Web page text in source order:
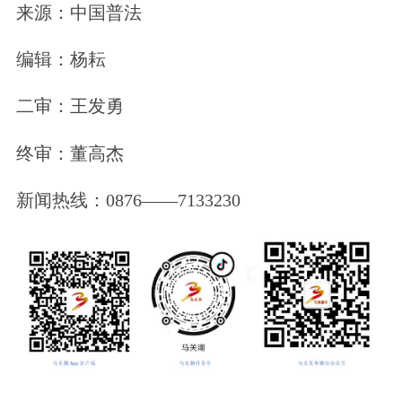
来源：中国普法
编辑：杨耘
二审：王发勇
终审：董高杰
新闻热线：0876——7133230